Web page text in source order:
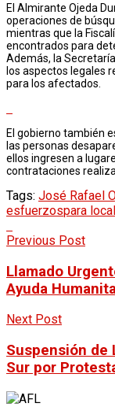
El Almirante Ojeda
operaciones de
mientras que la
encontrados para
Además, la
los aspectos legales
para los afectados.
El gobierno también
las personas
ellos ingresen a
contrataciones
Tags: José Rafael
esfuerzospara
Previous Post
Llamado
Ayuda
Next Post
Suspensión de
Sur por